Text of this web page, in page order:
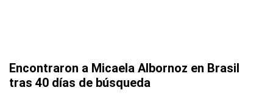
Encontraron a Micaela Albornoz en Brasil
tras 40 días de búsqueda